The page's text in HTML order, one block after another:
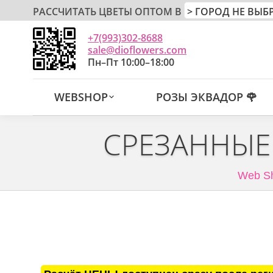
РАССЧИТАТЬ ЦВЕТЫ ОПТОМ В
+7(993)302-8688
sale@dioflowers.com
Пн–Пт 10:00–18:00
WEBSHOP РОЗЫ ЭКВАДОР 🌹
Web